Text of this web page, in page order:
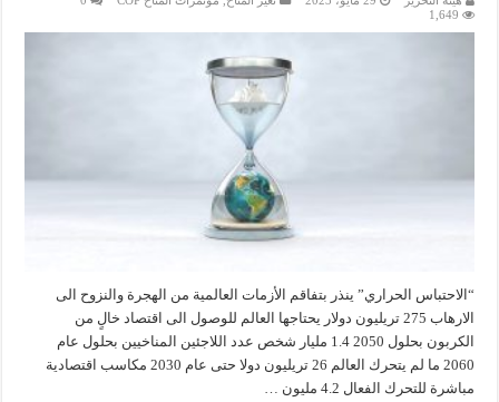
1,649
“الاحتباس الحراري” ينذر بتفاقم الأزمات العالمية من الهجرة والنزوح الى
الارهاب 275 تريليون دولار يحتاجها العالم للوصول الى اقتصاد خالٍ من
الكربون بحلول 2050 1.4 مليار شخص عدد اللاجئين المناخيين بحلول عام
2060 ما لم يتحرك العالم 26 تريليون دولا حتى عام 2030 مكاسب اقتصادية
مباشرة للتحرك الفعال 4.2 مليون …